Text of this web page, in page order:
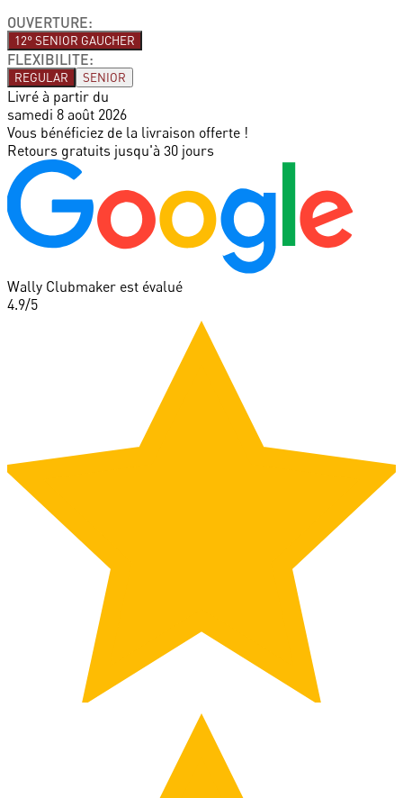
OUVERTURE:
12° SENIOR GAUCHER
FLEXIBILITE:
REGULAR SENIOR
Livré à partir du
samedi 8 août 2026
Vous bénéficiez de la livraison offerte !
Retours gratuits jusqu'à 30 jours
Wally Clubmaker est évalué
4.9/5